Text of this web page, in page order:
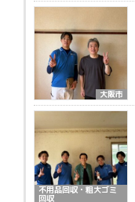
大阪市
不用品回収・粗大ゴミ
回収